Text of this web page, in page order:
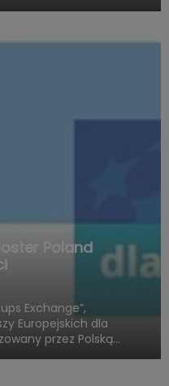
Poland
Exchange”,
Europejskich dla
przez Polską